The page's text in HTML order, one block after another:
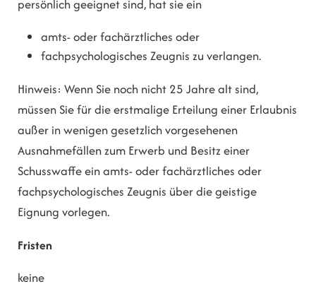
persönlich geeignet sind, hat sie ein
amts- oder fachärztliches oder
fachpsychologisches Zeugnis zu verlangen.
Hinweis: Wenn Sie noch nicht 25 Jahre alt sind,
müssen Sie für die erstmalige Erteilung einer Erlaubnis
außer in wenigen gesetzlich vorgesehenen
Ausnahmefällen zum Erwerb und Besitz einer
Schusswaffe ein amts- oder fachärztliches oder
fachpsychologisches Zeugnis über die geistige
Eignung vorlegen.
Fristen
keine